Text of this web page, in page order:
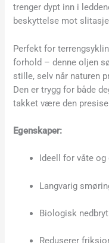
trenger dypt inn i
beskyttelse mot
Perfekt for
forhold – denne oljen
stille, selv når naturen
Den er trygg for både
takket være den
Egenskaper:
Ideell for våte
Langvarig
Biologisk
Reduserer